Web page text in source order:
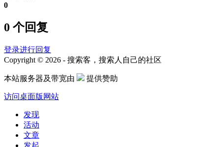
0
0 个回复
登录进行回复
Copyright © 2026 - 搜索客，搜索人自己的社区
本站服务器及带宽由 提供赞助
访问桌面版网站
发现
活动
文章
发起